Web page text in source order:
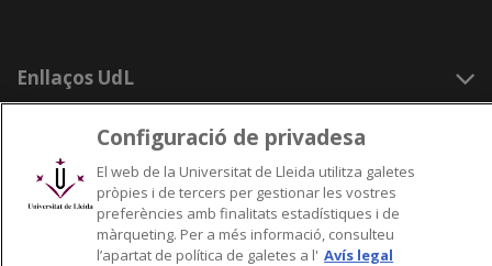
Enllaços UdL
Configuració de privadesa
El web de la Universitat de Lleida utilitza galetes
pròpies i de tercers per gestionar les vostres
preferències amb finalitats estadístiques i de
màrqueting. Per a més informació, consulteu
l’apartat de política de galetes a l' Avís legal